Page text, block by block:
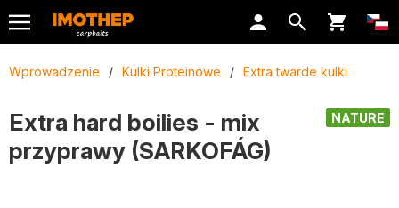
Wprowadzenie / Kulki Proteinowe / Extra twarde kulki
NATURE
Extra hard boilies - mix
przyprawy (SARKOFÁG)